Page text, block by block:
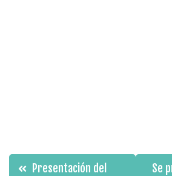
Navegación
Presentación del
Se